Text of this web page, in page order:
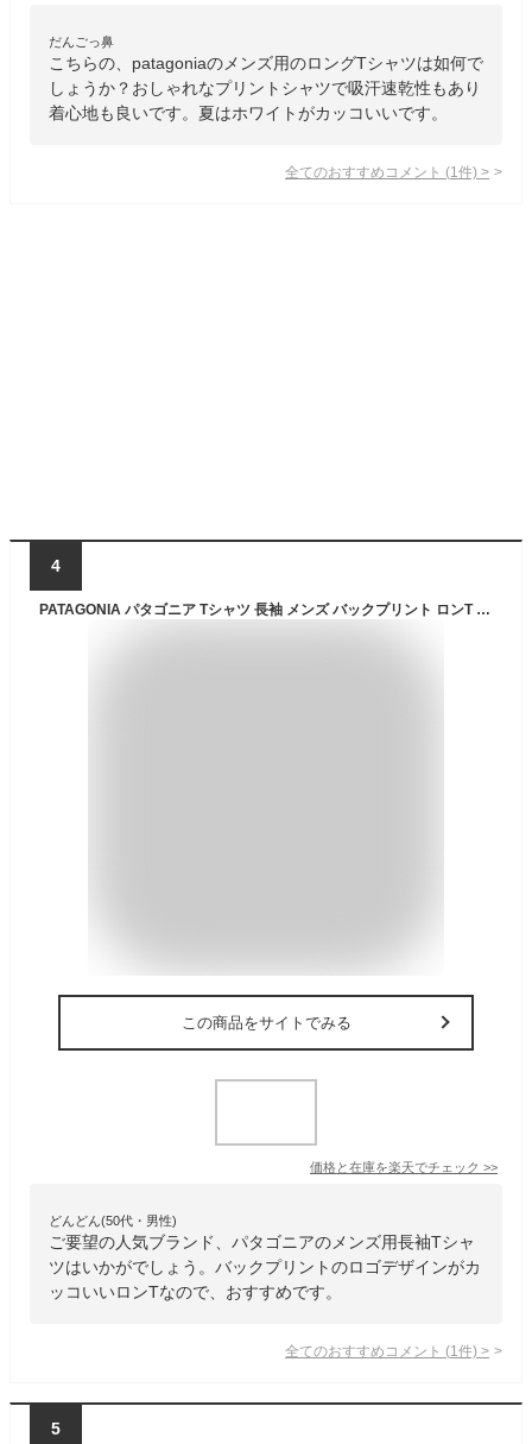
だんごっ鼻
こちらの、patagoniaのメンズ用のロングTシャツは如何で
しょうか？おしゃれなプリントシャツで吸汗速乾性もあり
着心地も良いです。夏はホワイトがカッコいいです。
全てのおすすめコメント (1 件) >
4
PATAGONIA パタゴニア Tシャツ 長袖 メンズ バックプリント ロンT 長袖Tシャツ ロゴ 送料無料 Patagonia Men's P-6 LOGO T-Shirt 38518
この商品をサイトでみる
価格と在庫を楽天でチェック >>
どんどん(50代・男性)
ご要望の人気ブランド、パタゴニアのメンズ用長袖Tシャ
ツはいかがでしょう。バックプリントのロゴデザインがカ
ッコいいロンTなので、おすすめです。
全てのおすすめコメント (1 件) >
5